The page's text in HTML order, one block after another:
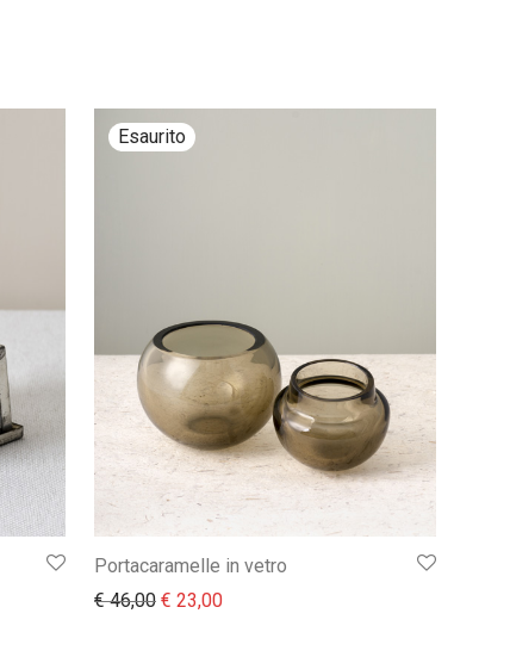
Portacaramelle in vetro
€46,00 Il prezzo originale era: € 46,00.
€ 23,00Il prezzo attuale è: € 23,00.